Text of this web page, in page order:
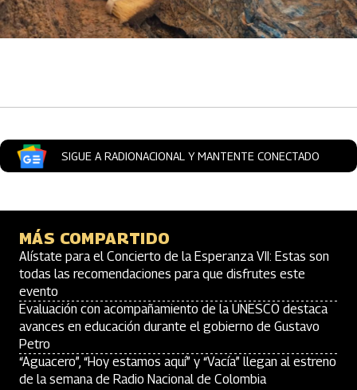
SIGUE A RADIONACIONAL Y MANTENTE CONECTADO
MÁS COMPARTIDO
Alístate para el Concierto de la Esperanza VII: Estas son
todas las recomendaciones para que disfrutes este
evento
Evaluación con acompañamiento de la UNESCO destaca
avances en educación durante el gobierno de Gustavo
Petro
“Aguacero”, “Hoy estamos aquí” y “Vacía” llegan al estreno
de la semana de Radio Nacional de Colombia